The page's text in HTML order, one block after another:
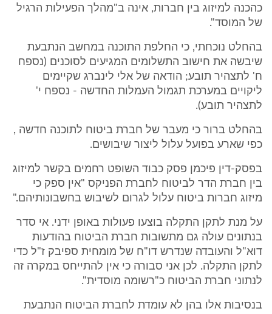
כהכנה למיזוג בין חברות, אינה ב"מהלך הפעילות הרגיל
של המוסד".
בהחלט נוכחתי, כי החלפת התוכנה במחשב הנתבעת
שיבשה את חישוב התשלומים המגיעים לסוכנים (נספח
ח' לתצהיר תובע; הודאה של אלי לינברג שקיימים
ליקויים במערכת תגמול העמלות החדשה - נספח י'
לתצהיר תובע).
בהחלט ברור כי מעבר של חברת ביטוח לתוכנה חדשה ,
כפי שארע בפועל עלול ליצור שיבושים.
בפסק-דין פיכמן פסק כבוד השופט רחמים בקשר למיזוג
בין חברת הדר לביטוח לחברת הפניקס "אין ספק כי
מיזוג חברות ביטוח עלול לגרום לשיבוש בחשבונותיהם."
על מנת לתקן התקלה בוצעו פעולות באופן ידני. אי סדר
בנתונים עולה גם מתשובות חברת הביטוח בהודעות
דוא"ל והעובדה שנדרש דו"ח של מומחית ספיבק ז"ל כדי
לתקן התקלה. לכן אני סבורה כי אין להתייחס במקרה זה
לנתוני חברת הביטוח כ"רשומה מוסדית".
בנסיבות אלו בהן לא עומדת לחברת הביטוח הנתבעת